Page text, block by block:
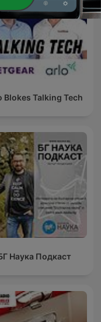
Blokes Talking Tech
Наука Подкаст